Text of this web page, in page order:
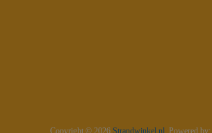
Copyright © 2026 Strandwinkel.nl Powered by: